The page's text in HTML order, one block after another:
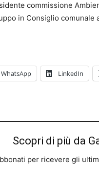
commissione
in Consiglio comunale
WhatsApp LinkedIn
Scopri di più da
per ricevere gli